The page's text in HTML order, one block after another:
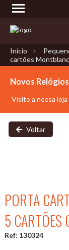
Início
cartões
Novos
Visite a nossa
Voltar
PORTA
5 CARTÕES
Ref: 130324